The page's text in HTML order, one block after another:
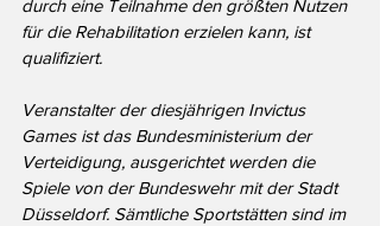
durch eine Teilnahme den größten Nutzen
für die Rehabilitation erzielen kann, ist
qualifiziert.
Veranstalter der diesjährigen Invictus
Games ist das Bundesministerium der
Verteidigung, ausgerichtet werden die
Spiele von der Bundeswehr mit der Stadt
Düsseldorf. Sämtliche Sportstätten sind im